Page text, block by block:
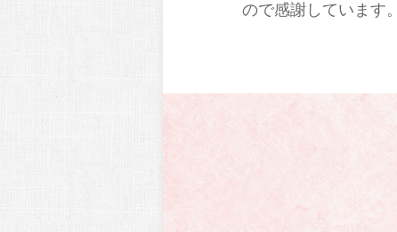
ので感謝しています。